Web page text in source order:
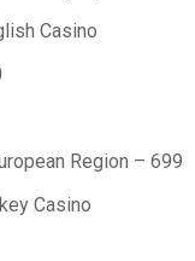
Casino
Region – 699
Casino